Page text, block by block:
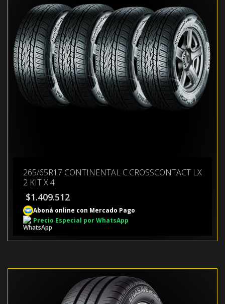
265/65R17 CONTINENTAL C.CROSSCONTACT LX
2 KIT X 4
$1.409.512
Aboná online con Mercado Pago
Precio Especial por WhatsApp